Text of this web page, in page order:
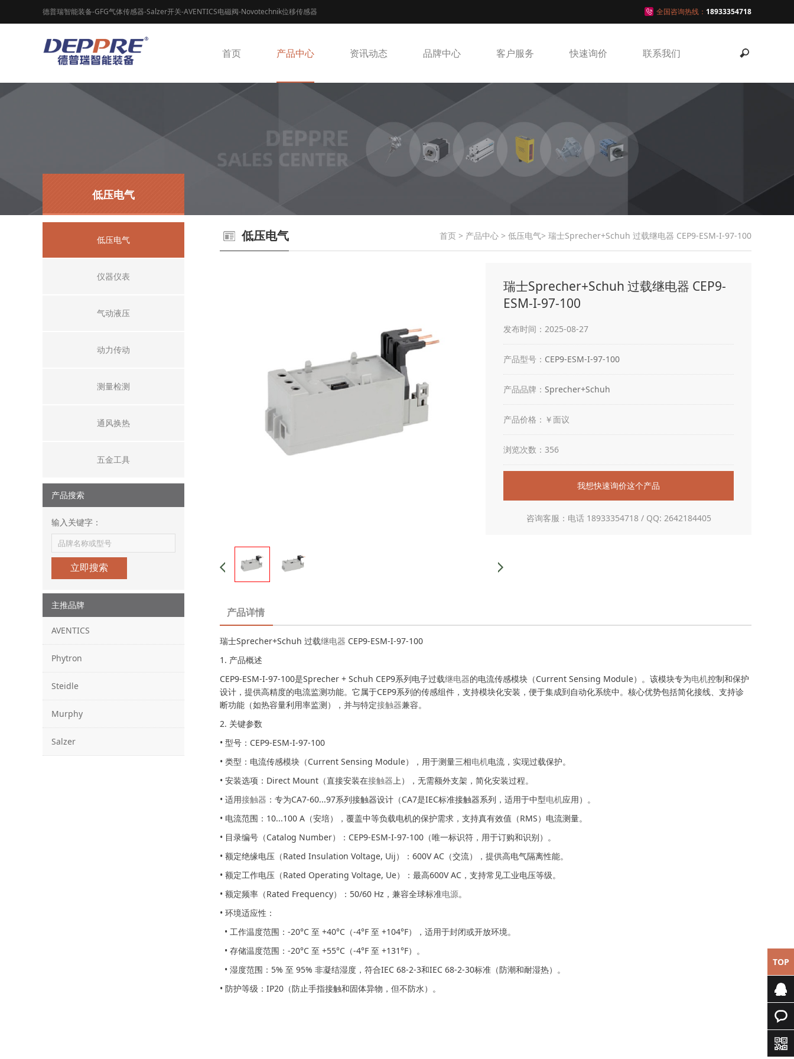
德普瑞智能装备-GFG气体传感器-Salzer开关-AVENTICS电磁阀-Novotechnik位移传感器 全国咨询热线： 18933354718
首页 产品中心 资讯动态 品牌中心 客户服务 快速询价 联系我们
低压电气
低压电气
仪器仪表
气动液压
动力传动
测量检测
通风换热
五金工具
产品搜索
输入关键字：
立即搜索
主推品牌
AVENTICS
Phytron
Steidle
Murphy
Salzer
低压电气 首页 > 产品中心 > 低压电气> 瑞士Sprecher+Schuh 过载继电器 CEP9-ESM-I-97-100
瑞士Sprecher+Schuh 过载继电器 CEP9-
ESM-I-97-100
发布时间：2025-08-27
产品型号： CEP9-ESM-I-97-100
产品品牌： Sprecher+Schuh
产品价格：￥面议
浏览次数：356
我想快速询价这个产品
咨询客服：电话 18933354718 / QQ: 2642184405
产品详情
瑞士Sprecher+Schuh 过载继电器 CEP9-ESM-I-97-100
1. 产品概述
CEP9-ESM-I-97-100是Sprecher + Schuh CEP9系列电子过载继电器的电流传感模块（Current Sensing Module）。该模块专为电机控制和保护
设计，提供高精度的电流监测功能。它属于CEP9系列的传感组件，支持模块化安装，便于集成到自动化系统中。核心优势包括简化接线、支持诊
断功能（如热容量利用率监测），并与特定接触器兼容。
2. 关键参数
• 型号：CEP9-ESM-I-97-100
• 类型：电流传感模块（Current Sensing Module），用于测量三相电机电流，实现过载保护。
• 安装选项：Direct Mount（直接安装在接触器上），无需额外支架，简化安装过程。
• 适用接触器 ：专为CA7-60...97系列接触器设计（CA7是IEC标准接触器系列，适用于中型电机应用）。
• 电流范围：10...100 A（安培），覆盖中等负载电机的保护需求，支持真有效值（RMS）电流测量。
• 目录编号（Catalog Number）：CEP9-ESM-I-97-100（唯一标识符，用于订购和识别）。
• 额定绝缘电压（Rated Insulation Voltage, Uij）：600V AC（交流），提供高电气隔离性能。
• 额定工作电压（Rated Operating Voltage, Ue）：最高600V AC，支持常见工业电压等级。
• 额定频率（Rated Frequency）：50/60 Hz，兼容全球标准电源。
• 环境适应性：
• 工作温度范围：-20°C 至 +40°C（-4°F 至 +104°F），适用于封闭或开放环境。
• 存储温度范围：-20°C 至 +55°C（-4°F 至 +131°F）。
• 湿度范围：5% 至 95% 非凝结湿度，符合IEC 68-2-3和IEC 68-2-30标准（防潮和耐湿热）。
• 防护等级：IP20（防止手指接触和固体异物，但不防水）。
TOP
专属客
服
快速询